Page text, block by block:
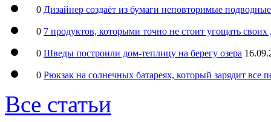
0 Дизайнер создаёт из бумаги неповторимые
0 7 продуктов, которыми точно не стоит угощать
0 Шведы построили дом-теплицу на берегу озера
0 Рюкзак на солнечных батареях, который зарядит все
Все статьи